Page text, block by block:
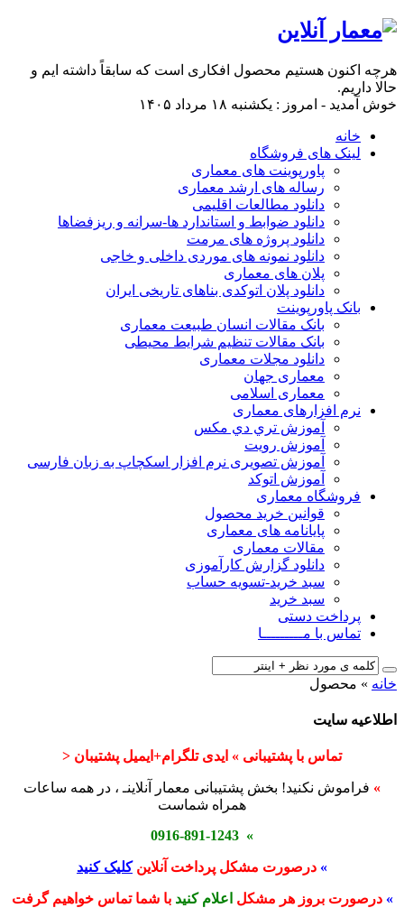
هرچه اکنون هستیم محصول افکاری است که سابقاً داشته ایم و
حالا داریم.
خوش آمدید - امروز : یکشنبه ۱۸ مرداد ۱۴۰۵
خانه
لینک های فروشگاه
پاورپوینت های معماری
رساله های ارشد معماری
دانلود مطالعات اقلیمی
دانلود ضوابط و استاندارد ها-سرانه و ریزفضاها
دانلود پروژه های مرمت
دانلود نمونه های موردی داخلی و خاجی
پلان های معماری
دانلود پلان اتوکدی بناهای تاریخی ایران
بانک پاورپوینت
بانک مقالات انسان طبیعت معماری
بانک مقالات تنظیم شرایط محیطی
دانلود مجلات معماری
معماری جهان
معماری اسلامی
نرم افزارهای معماری
آﻣﻮزش ﺗﺮي دي ﻣﮑﺲ
آموزش رویت
آموزش تصویری نرم افزار اسکچاپ به زبان فارسی
آموزش اتوکد
فروشگاه معماری
قوانین خرید محصول
پایانامه های معماری
مقالات معماری
دانلود گزارش کارآموزی
سبد خرید-تسویه حساب
سبد خرید
پرداخت دستی
تماس با مـــــــــا
خانه » محصول
اطلاعیه سایت
تماس با پشتیبانی » ایدی تلگرام+ایمیل پشتیبان <
» فراموش نکنید! بخش پشتیبانی معمار آنلاینـ ، در همه ساعات
همراه شماست
» 0916-891-1243
» درصورت مشکل پرداخت آنلاینکلیک کنید
» درصورت بروز هر مشکل اعلام کنید با شما تماس خواهیم گرفت